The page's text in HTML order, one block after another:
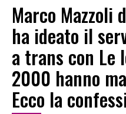
Marco Mazzoli
ha ideato il
a trans con Le
2000 hanno
Ecco la